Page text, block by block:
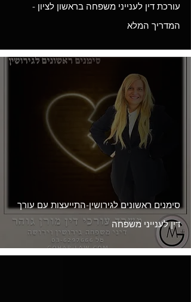
עורכת דין לענייני משפחה בראשון לציון -
המדריך המלא
סימנים ראשונים לגירושין-התייעצות עם עורך
דין לענייני משפחה